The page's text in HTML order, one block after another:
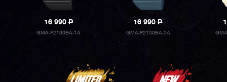
16 990P
GMA-P2100BA-1A
16 990P
GMA-P2100BA-2A